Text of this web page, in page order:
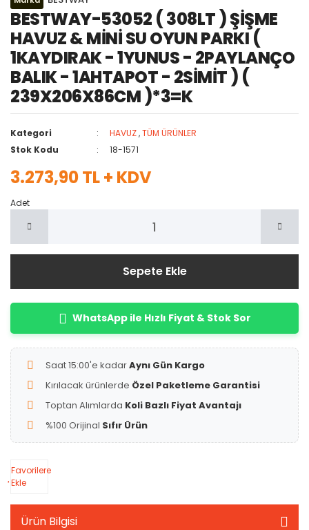
BESTWAY-53052 ( 308LT ) ŞİŞME
HAVUZ & MİNİ SU OYUN PARKI (
1KAYDIRAK - 1YUNUS - 2PAYLANÇO
BALIK - 1AHTAPOT - 2SİMİT ) (
239X206X86CM )*3=K
Kategori HAVUZ,TÜM ÜRÜNLER
Stok Kodu
18-1571
3.273,90 TL + KDV
Adet
Sepete Ekle
WhatsApp ile Hızlı Fiyat & Stok Sor
Saat 15:00'e kadarAynı Gün Kargo
Kırılacak ürünlerde Özel Paketleme Garantisi
Toptan Alımlarda Koli Bazlı Fiyat Avantajı
%100 Orijinal Sıfır Ürün
Favorilere
Ekle
Ürün Bilgisi